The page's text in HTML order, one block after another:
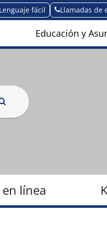
Lenguaje fácil Llamadas de
Educación y
línea